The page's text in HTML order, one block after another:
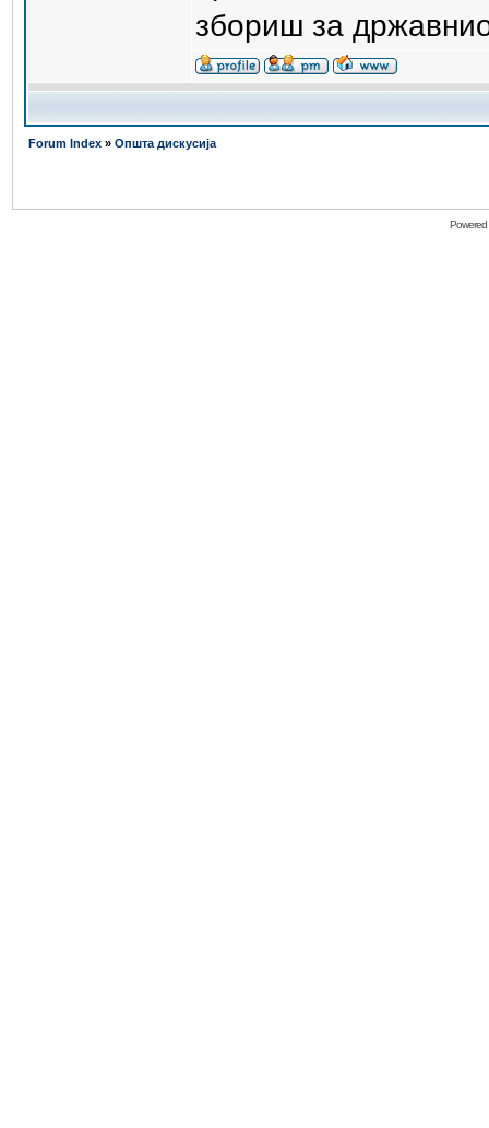
збориш за
Forum Index » Општа дискусија